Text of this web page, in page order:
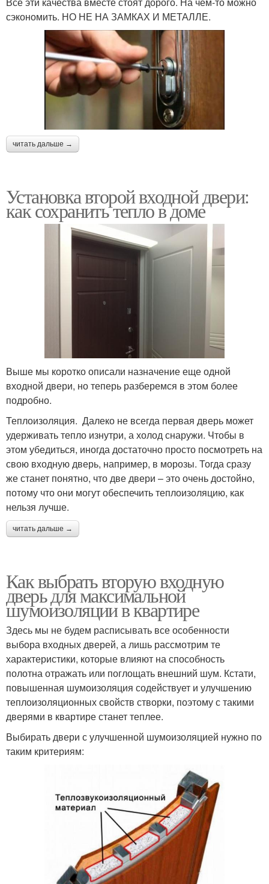
сэкономить. НО НЕ НА ЗАМКАХ И МЕТАЛЛЕ.
читать дальше →
Установка второй входной двери:
как сохранить тепло в доме
Выше мы коротко описали назначение еще одной
входной двери, но теперь разберемся в этом более
подробно.
Теплоизоляция. Далеко не всегда первая дверь может
удерживать тепло изнутри, а холод снаружи. Чтобы в
этом убедиться, иногда достаточно просто посмотреть на
свою входную дверь, например, в морозы. Тогда сразу
же станет понятно, что две двери – это очень достойно,
потому что они могут обеспечить теплоизоляцию, как
нельзя лучше.
читать дальше →
Как выбрать вторую входную
дверь для максимальной
шумоизоляции в квартире
Здесь мы не будем расписывать все особенности
выбора входных дверей, а лишь рассмотрим те
характеристики, которые влияют на способность
полотна отражать или поглощать внешний шум. Кстати,
повышенная шумоизоляция содействует и улучшению
теплоизоляционных свойств створки, поэтому с такими
дверями в квартире станет теплее.
Выбирать двери с улучшенной шумоизоляцией нужно по
таким критериям: